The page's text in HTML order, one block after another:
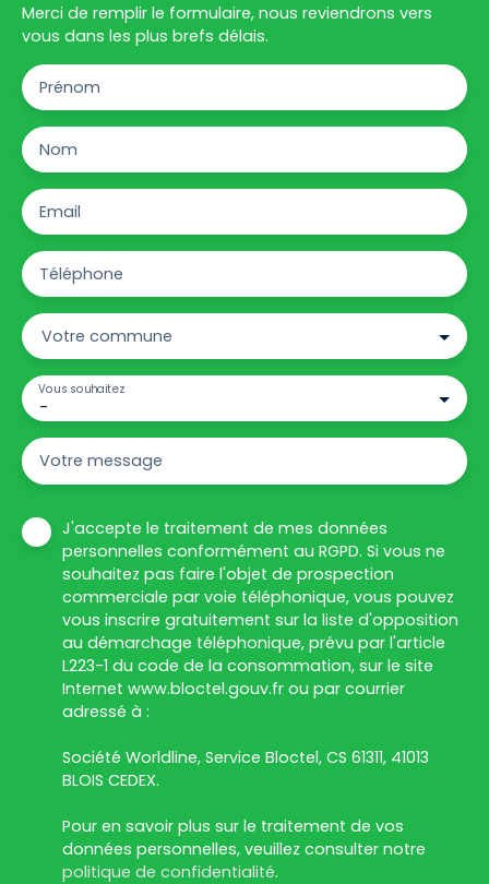
Merci de remplir le formulaire, nous reviendrons vers
vous dans les plus brefs délais.
Prénom
Nom
Email
Téléphone
Votre commune
-
Vous souhaitez
Votre message
J'accepte le traitement de mes données
personnelles conformément au RGPD. Si vous ne
souhaitez pas faire l'objet de prospection
commerciale par voie téléphonique, vous pouvez
vous inscrire gratuitement sur la liste d'opposition
au démarchage téléphonique, prévu par l'article
L223-1 du code de la consommation, sur le site
Internet www.bloctel.gouv.fr ou par courrier
adressé à :
Société Worldline, Service Bloctel, CS 61311, 41013
BLOIS CEDEX.
Pour en savoir plus sur le traitement de vos
données personnelles, veuillez consulter notre
politique de confidentialité.